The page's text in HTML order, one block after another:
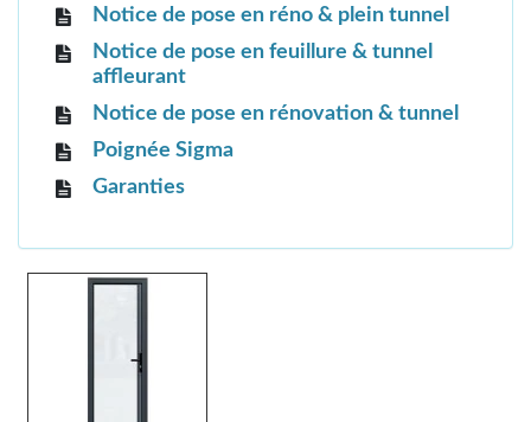
Notice de pose en réno & plein tunnel
Notice de pose en feuillure & tunnel
affleurant
Notice de pose en rénovation & tunnel
Poignée Sigma
Garanties